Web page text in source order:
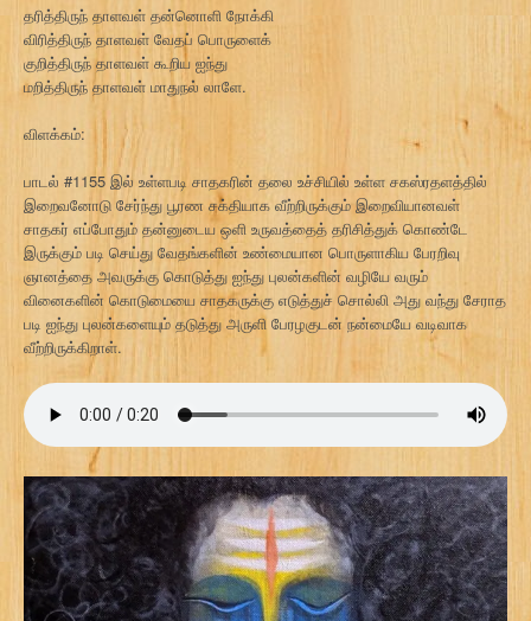
தரித்திருந் தாளவள் தன்னொளி நோக்கி
விரித்திருந் தாளவள் வேதப் பொருளைக்
குறித்திருந் தாளவள் கூறிய ஐந்து
மறித்திருந் தாளவள் மாதுநல் லாளே.
விளக்கம்:
பாடல் #1155 இல் உள்ளபடி சாதகரின் தலை உச்சியில் உள்ள சகஸ்ரதளத்தில்
இறைவனோடு சேர்ந்து பூரண சக்தியாக வீற்றிருக்கும் இறைவியானவள்
சாதகர் எப்போதும் தன்னுடைய ஒளி உருவத்தைத் தரிசித்துக் கொண்டே
இருக்கும் படி செய்து வேதங்களின் உண்மையான பொருளாகிய பேரறிவு
ஞானத்தை அவருக்கு கொடுத்து ஐந்து புலன்களின் வழியே வரும்
வினைகளின் கொடுமையை சாதகருக்கு எடுத்துச் சொல்லி அது வந்து சேராத
படி ஐந்து புலன்களையும் தடுத்து அருளி பேரழகுடன் நன்மையே வடிவாக
வீற்றிருக்கிறாள்.